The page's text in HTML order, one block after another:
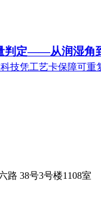
判定——从润湿角
技凭工艺卡保障可重
路 38号3号楼1108室